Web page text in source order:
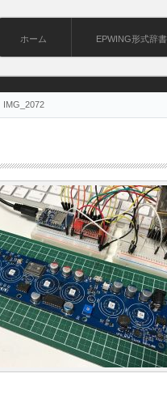
ホーム EPWING形式辞書
IMG_2072